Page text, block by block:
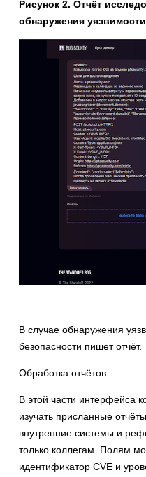
Рисунок 2. Отчёт
обнаружения уязвимости
В случае обнаружения
безопасности пишет отчёт.
Обработка отчётов
В этой части интерфейса
изучать присланные
внутренние системы и
только коллегам. Полям
идентификатор CVE и